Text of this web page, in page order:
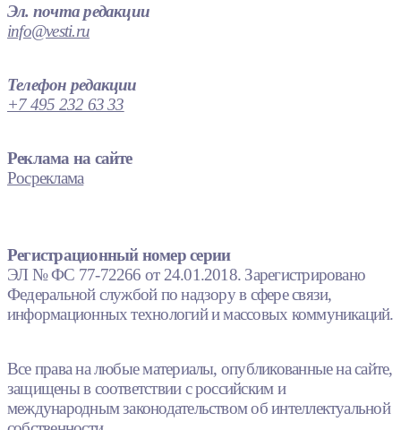
Эл. почта редакции
info@vesti.ru
Телефон редакции
+7 495 232 63 33
Реклама на сайте
Росреклама
Регистрационный номер серии
ЭЛ № ФС 77-72266 от 24.01.2018. Зарегистрировано
Федеральной службой по надзору в сфере связи,
информационных технологий и массовых коммуникаций.
Все права на любые материалы, опубликованные на сайте,
защищены в соответствии с российским и
международным законодательством об интеллектуальной